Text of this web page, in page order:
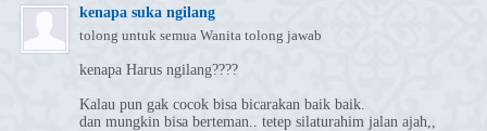
kenapa suka ngilang
tolong untuk semua Wanita tolong jawab
kenapa Harus ngilang????
Kalau pun gak cocok bisa bicarakan baik baik.
dan mungkin bisa berteman.. tetep silaturahim jalan ajah,,